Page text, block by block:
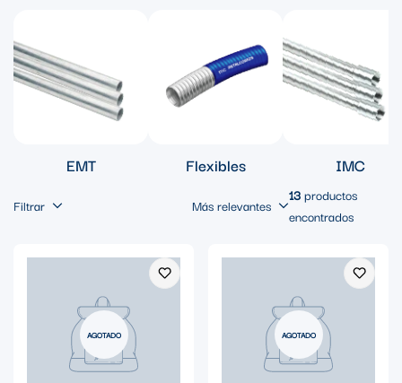
EMT Flexibles IMC
Filtrar Más relevantes
13productos
encontrados
AGOTADO AGOTADO